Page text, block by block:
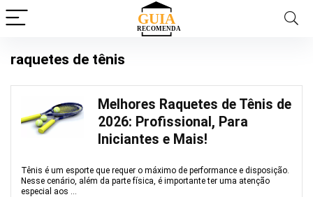
raquetes de tênis
Melhores Raquetes de Tênis de
2026: Profissional, Para
Iniciantes e Mais!
Tênis é um esporte que requer o máximo de performance e disposição.
Nesse cenário, além da parte física, é importante ter uma atenção
especial aos ...